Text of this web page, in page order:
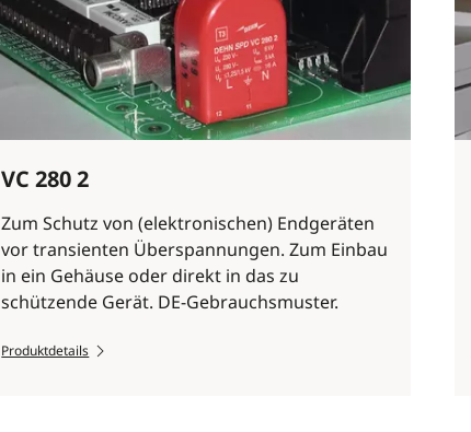
VC 280 2
Zum Schutz von (elektronischen) Endgeräten
vor transienten Überspannungen. Zum Einbau
in ein Gehäuse oder direkt in das zu
schützende Gerät. DE-Gebrauchsmuster.
Produktdetails